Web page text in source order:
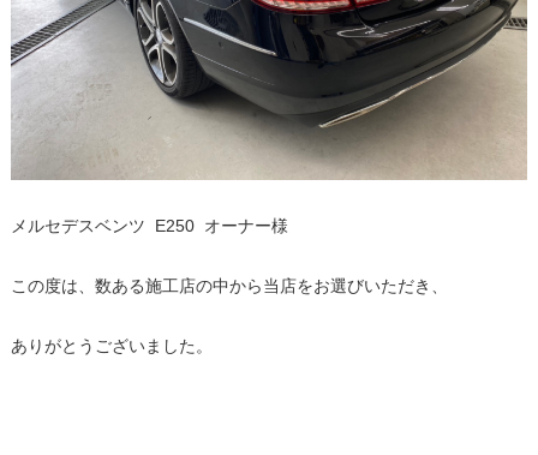
メルセデスベンツ E250 オーナー様
この度は、数ある施工店の中から当店をお選びいただき、
ありがとうございました。